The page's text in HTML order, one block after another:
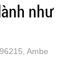
như
Ambe